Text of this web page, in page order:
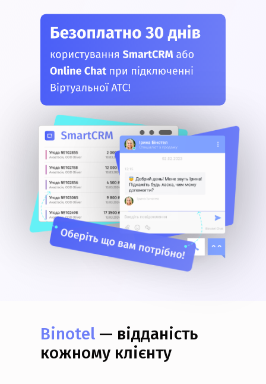
Binotel — відданість
кожному клієнту